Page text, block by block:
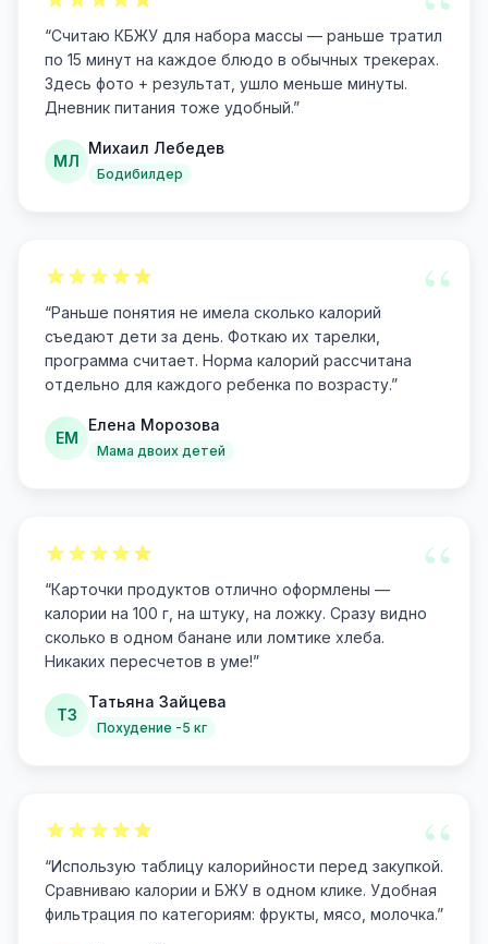
“Считаю КБЖУ для набора массы — раньше тратил
по 15 минут на каждое блюдо в обычных трекерах.
Здесь фото + результат, ушло меньше минуты.
Дневник питания тоже удобный.”
МЛ
Михаил Лебедев
Бодибилдер
“
“Раньше понятия не имела сколько калорий
съедают дети за день. Фоткаю их тарелки,
программа считает. Норма калорий рассчитана
отдельно для каждого ребенка по возрасту.”
ЕМ
Елена Морозова
Мама двоих детей
“
“Карточки продуктов отлично оформлены —
калории на 100 г, на штуку, на ложку. Сразу видно
сколько в одном банане или ломтике хлеба.
Никаких пересчетов в уме!”
ТЗ
Татьяна Зайцева
Похудение -5 кг
“
“Использую таблицу калорийности перед закупкой.
Сравниваю калории и БЖУ в одном клике. Удобная
фильтрация по категориям: фрукты, мясо, молочка.”